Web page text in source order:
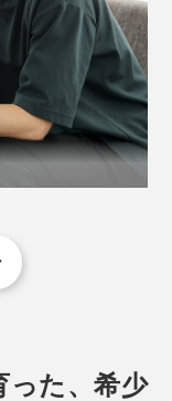
った、希少